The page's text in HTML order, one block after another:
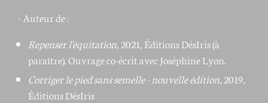
- Auteur de :
Repenser l'équitation, 2021, Éditions DésIris (à
paraître). Ouvrage co-écrit avec Joséphine Lyon.
Corriger le pied sans semelle - nouvelle édition, 2019,
Éditions DésIris